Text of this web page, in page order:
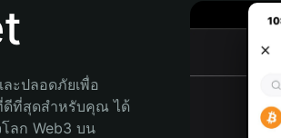
ะปลอดภัยเพื่อ
ดีที่สุดสำหรับคุณ ได้
ลก Web3 บน